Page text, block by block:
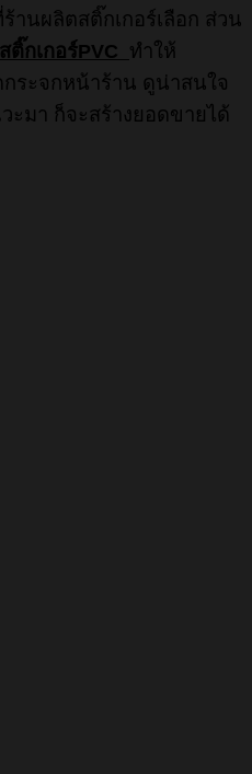
านผลิตสติ๊กเกอร์เลือก ส่วน
ติ๊กเกอร์PVC ทำให้
ระจกหน้าร้าน ดูน่าสนใจ
ะมา ก็จะสร้างยอดขายได้